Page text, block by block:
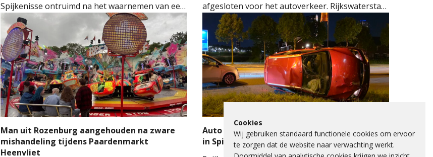
Spijkenisse ontruimd na het waarnemen van een
mogelijke gaslucht. De aanwezige kinderen en
begeleiders konden het gebouw na de melding
aan de hulpdiensten veilig verlaten.
afgesloten voor het autoverkeer. Rijkswaterstaat
voert onderhoud uit aan de evenwichtskabels
van de brug. De werkzaamheden vinden plaats
aan beide kanten van de brug: eerst aan de kant
van Hoogvliet en later aan de kant van
Spijkenisse.
Man uit Rozenburg aangehouden na zware
mishandeling tijdens Paardenmarkt
Heenvliet
Auto op zijkant na botsing met verkeerslicht
in Spijkenisse
Cookies
Wij gebruiken standaard functionele cookies om ervoor
te zorgen dat de website naar verwachting werkt.